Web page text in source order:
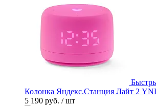
Колонка Яндекс.Станция Лайт 2
5 190 руб. / шт